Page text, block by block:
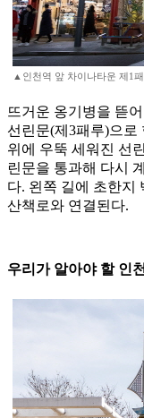
▲인천역 앞 차이나타운 제1
뜨거운 옹기병을 뜯
선린문(제3패루)으로
위에 우뚝 세워진 선
린문을 통과해 다시
다. 왼쪽 길에 초한지
산책로와 연결된다.
우리가 알아야 할 인